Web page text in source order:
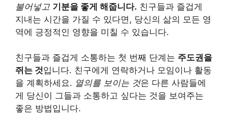
불어넣고 기분을 좋게 해줍니다. 친구들과 즐겁게
지내는 시간을 가질 수 있다면, 당신의 삶의 모든 영
역에 긍정적인 영향을 미칠 수 있습니다.
친구들과 즐겁게 소통하는 첫 번째 단계는 주도권을
쥐는 것입니다. 친구에게 연락하거나 모임이나 활동
을 계획하세요. 열의를 보이는 것은 다른 사람들에
게 당신이 그들과 소통하고 싶다는 것을 보여주는
좋은 방법입니다.